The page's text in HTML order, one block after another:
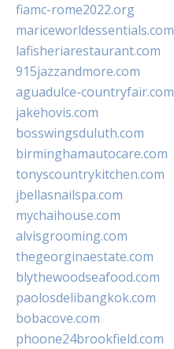
fiamc-rome2022.org
mariceworldessentials.com
lafisheriarestaurant.com
915jazzandmore.com
aguadulce-countryfair.com
jakehovis.com
bosswingsduluth.com
birminghamautocare.com
tonyscountrykitchen.com
jbellasnailspa.com
mychaihouse.com
alvisgrooming.com
thegeorginaestate.com
blythewoodseafood.com
paolosdelibangkok.com
bobacove.com
phoone24brookfield.com